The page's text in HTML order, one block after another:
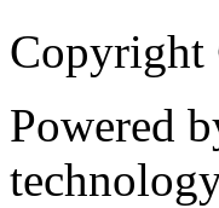
Copyright
Powered